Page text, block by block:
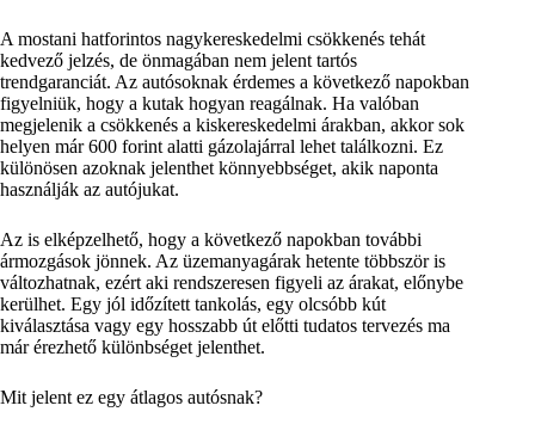
A mostani hatforintos nagykereskedelmi csökkenés tehát
kedvező jelzés, de önmagában nem jelent tartós
trendgaranciát. Az autósoknak érdemes a következő napokban
figyelniük, hogy a kutak hogyan reagálnak. Ha valóban
megjelenik a csökkenés a kiskereskedelmi árakban, akkor sok
helyen már 600 forint alatti gázolajárral lehet találkozni. Ez
különösen azoknak jelenthet könnyebbséget, akik naponta
használják az autójukat.
Az is elképzelhető, hogy a következő napokban további
ármozgások jönnek. Az üzemanyagárak hetente többször is
változhatnak, ezért aki rendszeresen figyeli az árakat, előnybe
kerülhet. Egy jól időzített tankolás, egy olcsóbb kút
kiválasztása vagy egy hosszabb út előtti tudatos tervezés ma
már érezhető különbséget jelenthet.
Mit jelent ez egy átlagos autósnak?